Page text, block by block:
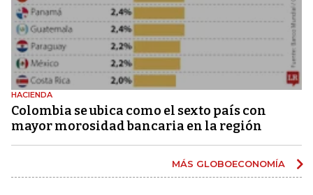
HACIENDA
Colombia se ubica como el sexto país con
mayor morosidad bancaria en la región
MÁS GLOBOECONOMÍA